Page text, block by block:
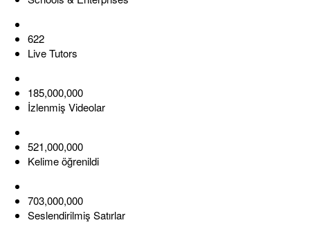
622
Live Tutors
185,000,000
İzlenmiş Videolar
521,000,000
Kelime öğrenildi
703,000,000
Seslendirilmiş Satırlar